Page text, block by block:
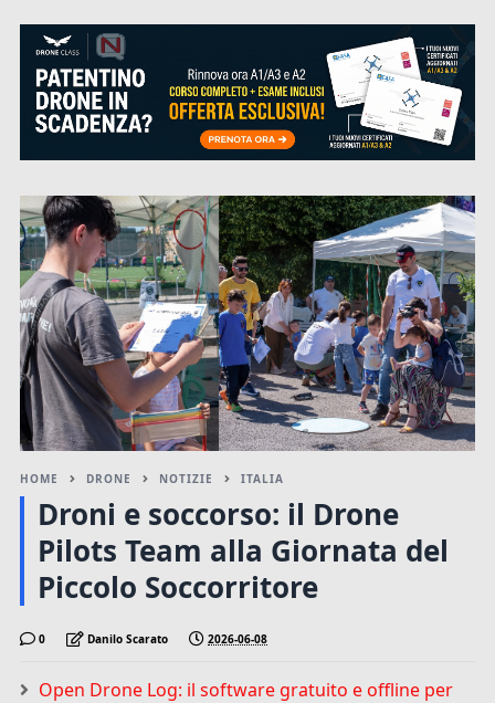
HOME DRONE NOTIZIE ITALIA
Droni e soccorso: il Drone
Pilots Team alla Giornata del
Piccolo Soccorritore
0 Danilo Scarato 2026-06-08
Open Drone Log: il software gratuito e offline per